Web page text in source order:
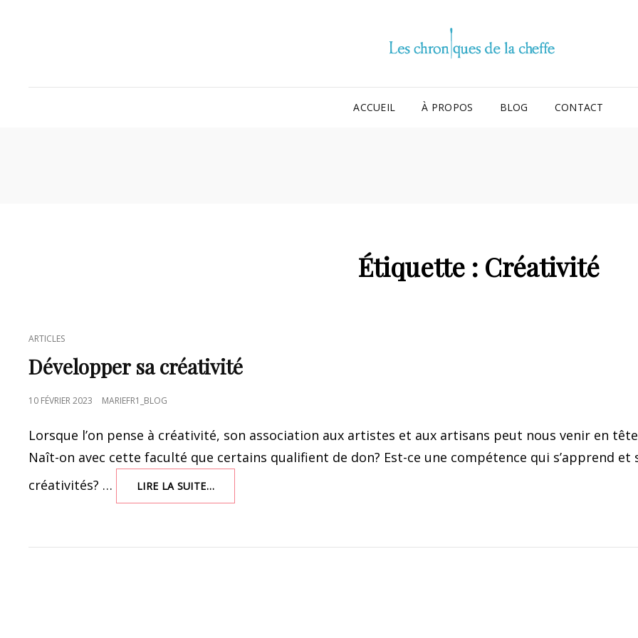
LA
ACCUEIL À PROPOS BLOG CONTACT
Étiquette : Créativité
CAT
LINKS
ARTICLES
Développer sa créativité
POSTED
10 FÉVRIER 2023 MARIEFR1_BLOG
Lorsque l’on pense à créativité, son association aux artistes et aux artisans peut nous venir en
Naît-on avec cette faculté que certains qualifient de don? Est-ce une compétence qui s’apprend
créativités? …
LIRE LA SUITE…DÉVELOPPER
SA